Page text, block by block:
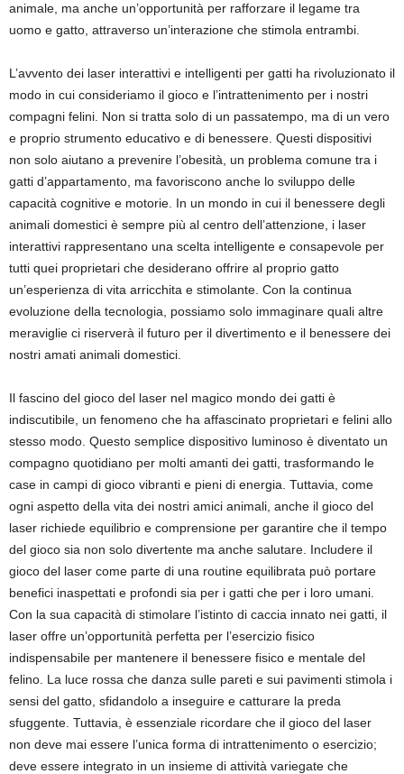
animale, ma anche un’opportunità per rafforzare il legame tra
uomo e gatto, attraverso un’interazione che stimola entrambi.
L’avvento dei laser interattivi e intelligenti per gatti ha rivoluzionato il
modo in cui consideriamo il gioco e l’intrattenimento per i nostri
compagni felini. Non si tratta solo di un passatempo, ma di un vero
e proprio strumento educativo e di benessere. Questi dispositivi
non solo aiutano a prevenire l’obesità, un problema comune tra i
gatti d’appartamento, ma favoriscono anche lo sviluppo delle
capacità cognitive e motorie. In un mondo in cui il benessere degli
animali domestici è sempre più al centro dell’attenzione, i laser
interattivi rappresentano una scelta intelligente e consapevole per
tutti quei proprietari che desiderano offrire al proprio gatto
un’esperienza di vita arricchita e stimolante. Con la continua
evoluzione della tecnologia, possiamo solo immaginare quali altre
meraviglie ci riserverà il futuro per il divertimento e il benessere dei
nostri amati animali domestici.
Il fascino del gioco del laser nel magico mondo dei gatti è
indiscutibile, un fenomeno che ha affascinato proprietari e felini allo
stesso modo. Questo semplice dispositivo luminoso è diventato un
compagno quotidiano per molti amanti dei gatti, trasformando le
case in campi di gioco vibranti e pieni di energia. Tuttavia, come
ogni aspetto della vita dei nostri amici animali, anche il gioco del
laser richiede equilibrio e comprensione per garantire che il tempo
del gioco sia non solo divertente ma anche salutare. Includere il
gioco del laser come parte di una routine equilibrata può portare
benefici inaspettati e profondi sia per i gatti che per i loro umani.
Con la sua capacità di stimolare l’istinto di caccia innato nei gatti, il
laser offre un’opportunità perfetta per l’esercizio fisico
indispensabile per mantenere il benessere fisico e mentale del
felino. La luce rossa che danza sulle pareti e sui pavimenti stimola i
sensi del gatto, sfidandolo a inseguire e catturare la preda
sfuggente. Tuttavia, è essenziale ricordare che il gioco del laser
non deve mai essere l’unica forma di intrattenimento o esercizio;
deve essere integrato in un insieme di attività variegate che